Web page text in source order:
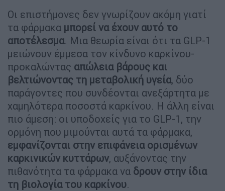
Οι επιστήμονες δεν γνωρίζουν ακόμη γιατί
τα φάρμακα μπορεί να έχουν αυτό το
αποτέλεσμα. Μια θεωρία είναι ότι τα GLP-1
μειώνουν έμμεσα τον κίνδυνο καρκίνου-
προκαλώντας απώλεια βάρους και
βελτιώνοντας τη μεταβολική υγεία, δύο
παράγοντες που συνδέονται ανεξάρτητα με
χαμηλότερα ποσοστά καρκίνου. Η άλλη είναι
πιο άμεση: οι υποδοχείς για το GLP-1, την
ορμόνη που μιμούνται αυτά τα φάρμακα,
εμφανίζονται στην επιφάνεια ορισμένων
καρκινικών κυττάρων, αυξάνοντας την
πιθανότητα τα φάρμακα να δρουν στην ίδια
τη βιολογία του καρκίνου.